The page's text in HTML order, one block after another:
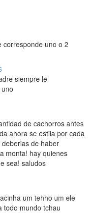
uno o 2
siempre le
de cachorros antes
ahora se estila por cada
de haber
monta! hay quienes
sea! saludos
um tehho um ele
todo mundo tchau